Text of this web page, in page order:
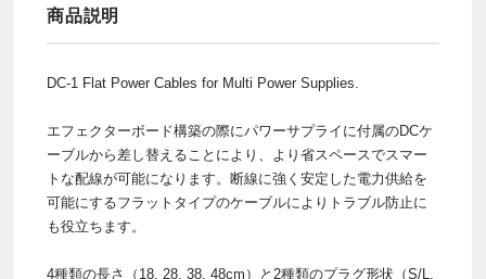
商品説明
DC-1 Flat Power Cables for Multi Power Supplies.
エフェクターボード構築の際にパワーサプライに付属のDCケ
ーブルから差し替えることにより、より省スペースでスマー
トな配線が可能になります。断線に強く安定した電力供給を
可能にするフラットタイプのケーブルによりトラブル防止に
も役立ちます。
4種類の長さ（18, 28, 38, 48cm）と2種類のプラグ形状（S/L,